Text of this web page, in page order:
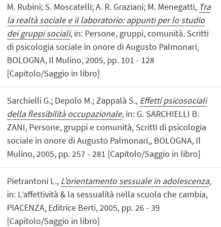
M. Rubini; S. Moscatelli; A. R. Graziani; M. Menegatti, Tra
la realtà sociale e il laboratorio: appunti per lo studio
dei gruppi sociali, in: Persone, gruppi, comunità. Scritti
di psicologia sociale in onore di Augusto Palmonari,
BOLOGNA, Il Mulino, 2005, pp. 101 - 128
[Capitolo/Saggio in libro]
Sarchielli G.; Depolo M.; Zappalà S., Effetti psicosociali
della flessibilità occupazionale, in: G. SARCHIELLI B.
ZANI, Persone, gruppi e comunità, Scritti di psicologia
sociale in onore di Augusto Palmonari,, BOLOGNA, Il
Mulino, 2005, pp. 257 - 281 [Capitolo/Saggio in libro]
Pietrantoni L., L'orientamento sessuale in adolescenza,
in: L’affettività & la sessualità nella scuola che cambia,
PIACENZA, Editrice Berti, 2005, pp. 26 - 39
[Capitolo/Saggio in libro]